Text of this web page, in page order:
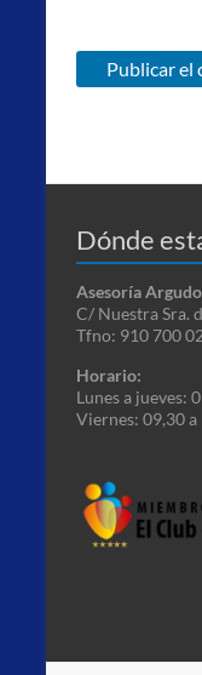
Dónde
Asesoría Argudo
C/ Nuestra Sra.
Tfno: 910 700
Horario:
Lunes a jueves:
Viernes: 09,30 a